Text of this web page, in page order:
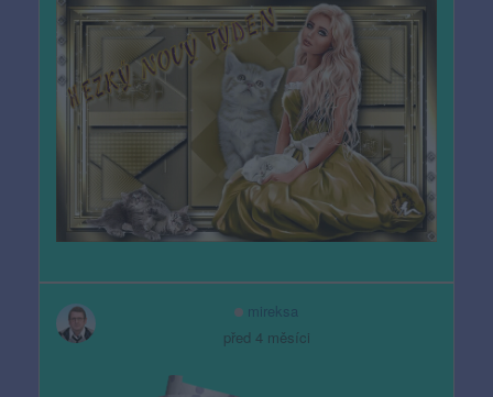
mireksa
před 4 měsíci